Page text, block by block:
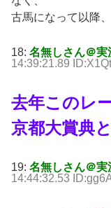
古馬になって以降
18: 名無しさん＠実
14:39:21.89
去年このレ
京都大賞典
19: 名無しさん＠実
14:44:32.53